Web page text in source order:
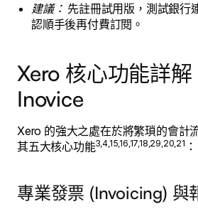
建議： 先註冊試用版，測試銀行
認順手後再付費訂閱。
Xero 核心功能詳
Inovice
Xero 的強大之處在於將繁瑣的會計
其五大核心功能3,4,15,16,17,18,29,20,21 ：
專業發票 (Invoicing) 與